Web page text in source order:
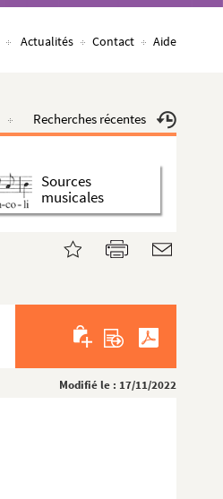
Actualités Contact Aide
Recherches récentes
Sources
musicales
Modifié le : 17/11/2022